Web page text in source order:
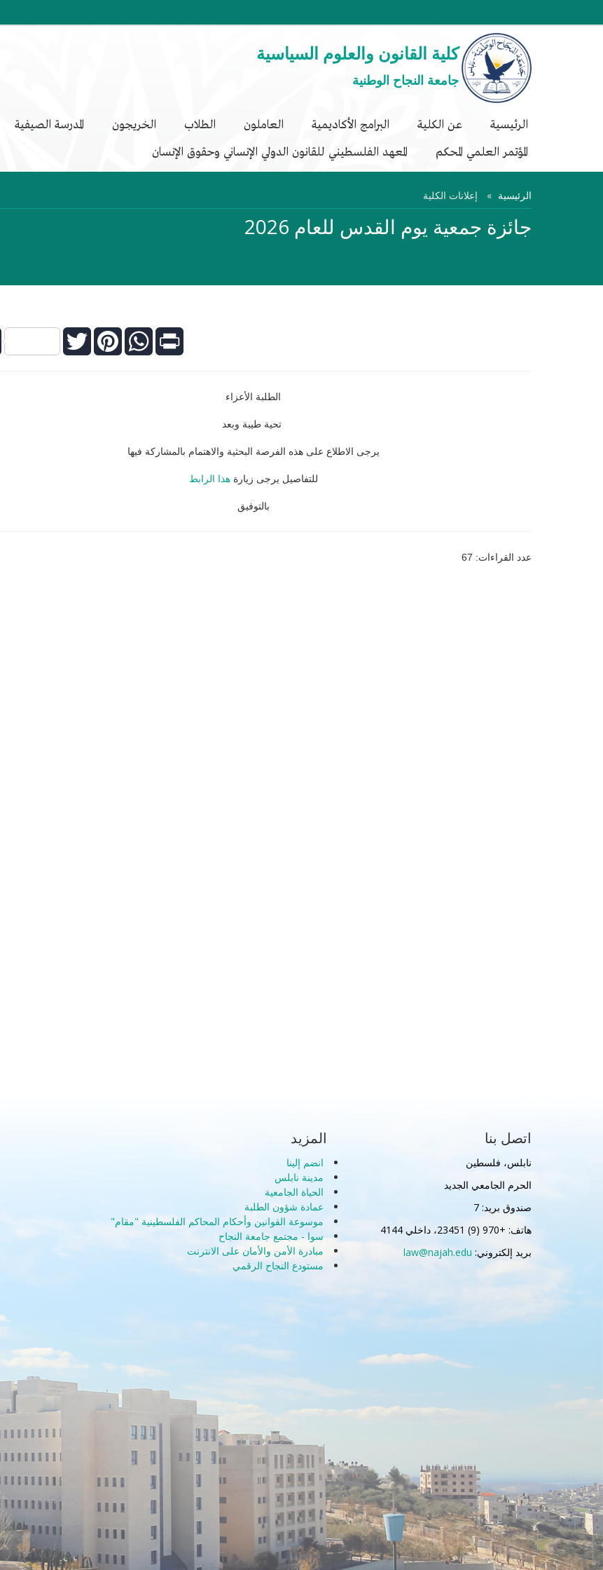
كلية القانون والعلوم السياسية
جامعة النجاح الوطنية
الرئيسية عن الكلية البرامج الأكاديمية العاملون الطلاب الخريجون المدرسة الصيفية
المؤتمر العلمي المحكم
المعهد الفلسطيني للقانون الدولي الإنساني وحقوق الإنسان
الرئيسية إعلانات الكلية
جائزة جمعية يوم القدس للعام 2026
Facebook TwitterPinterestWhatsApp Print
الطلبة الأعزاء
تحية طيبة وبعد
يرجى الاطلاع على هذه الفرصة البحثية والاهتمام بالمشاركة فيها
للتفاصيل يرجى زيارةهذا الرابط
بالتوفيق
عدد القراءات: 67
اتصل بنا
نابلس، فلسطين
الحرم الجامعي الجديد
صندوق بريد: 7
هاتف: +970 (9) 23451، داخلي 4144
بريد إلكتروني: law@najah.edu
المزيد
انضم إلينا
مدينة نابلس
الحياة الجامعية
عمادة شؤون الطلبة
موسوعة القوانين وأحكام المحاكم الفلسطينية "مقام"
سوا - مجتمع جامعة النجاح
مبادرة الأمن والأمان على الانترنت
مستودع النجاح الرقمي